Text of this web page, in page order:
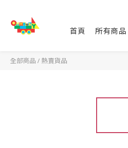
首頁 所有商品
全部商品 /熱賣貨品